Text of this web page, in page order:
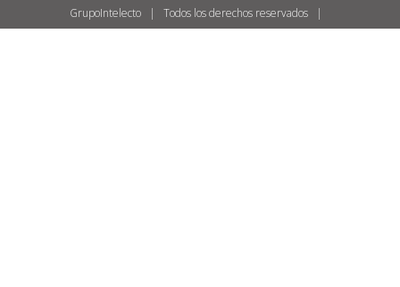
GrupoIntelecto | Todos los derechos reservados |